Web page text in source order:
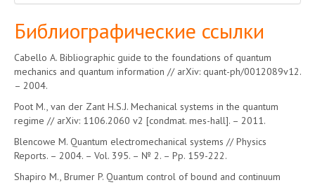
Библиографические ссылки
Cabello A. Bibliographic guide to the foundations of quantum
mechanics and quantum information // arXiv: quant-ph/0012089v12.
– 2004.
Poot M., van der Zant H.S.J. Mechanical systems in the quantum
regime // arXiv: 1106.2060 v2 [condmat. mes-hall]. – 2011.
Blencowe M. Quantum electromechanical systems // Physics
Reports. – 2004. – Vol. 395. – № 2. – Pp. 159-222.
Shapiro M., Brumer P. Quantum control of bound and continuum